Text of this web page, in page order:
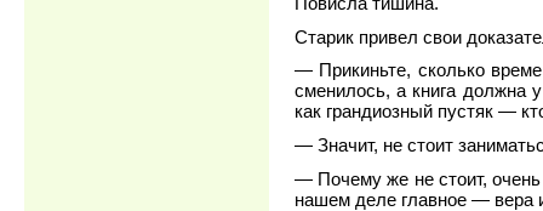
Старик привел свои
— Прикиньте, сколько
сменилось, а книга должна
как грандиозный пустяк —
— Значит, не стоит
— Почему же не стоит,
нашем деле главное — вера